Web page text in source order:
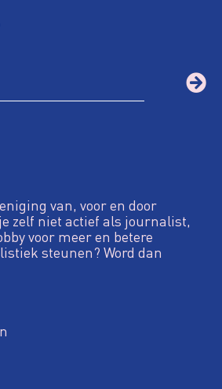
van, voor en door
zelf niet actief als journalist,
voor meer en betere
steunen? Word dan